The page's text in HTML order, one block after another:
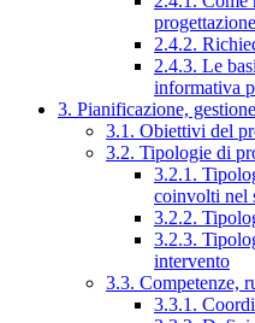
2.4.2.
2.4.3. Le
informativa
3. Pianificazione,
3.1. Obiettivi del
3.2. Tipologie di
3.2.1.
coinvolti nel
3.2.2.
3.2.3.
intervento
3.3. Competenze,
3.3.1.